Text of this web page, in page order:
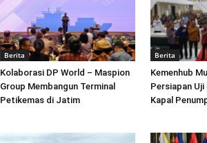
Berita
Kolaborasi DP World – Maspion
Group Membangun Terminal
Petikemas di Jatim
Berita
Kemenhub
Persiapan
Kapal